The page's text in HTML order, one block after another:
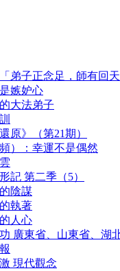
弟子正念足，師有回
嫉妒心
大法弟子
原》（第21期）
）：幸運不是偶然
記 第二季（5）
陰謀
執著
人心
廣東省、山東省、湖
現代觀念